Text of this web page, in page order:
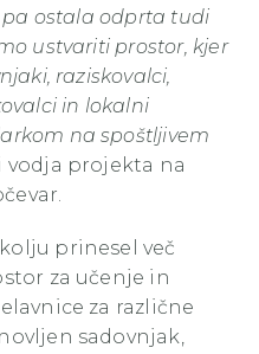
ostala odprta tudi
ustvariti prostor, kjer
raziskovalci,
in lokalni
na spoštljivem
vodja projekta na
prinesel več
za učenje in
za različne
sadovnjak,